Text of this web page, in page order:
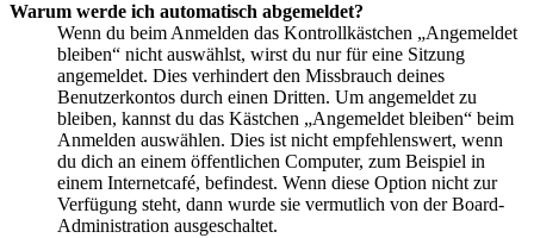
Warum werde ich automatisch abgemeldet?
Wenn du beim Anmelden das Kontrollkästchen „Angemeldet
bleiben“ nicht auswählst, wirst du nur für eine Sitzung
angemeldet. Dies verhindert den Missbrauch deines
Benutzerkontos durch einen Dritten. Um angemeldet zu
bleiben, kannst du das Kästchen „Angemeldet bleiben“ beim
Anmelden auswählen. Dies ist nicht empfehlenswert, wenn
du dich an einem öffentlichen Computer, zum Beispiel in
einem Internetcafé, befindest. Wenn diese Option nicht zur
Verfügung steht, dann wurde sie vermutlich von der Board-
Administration ausgeschaltet.